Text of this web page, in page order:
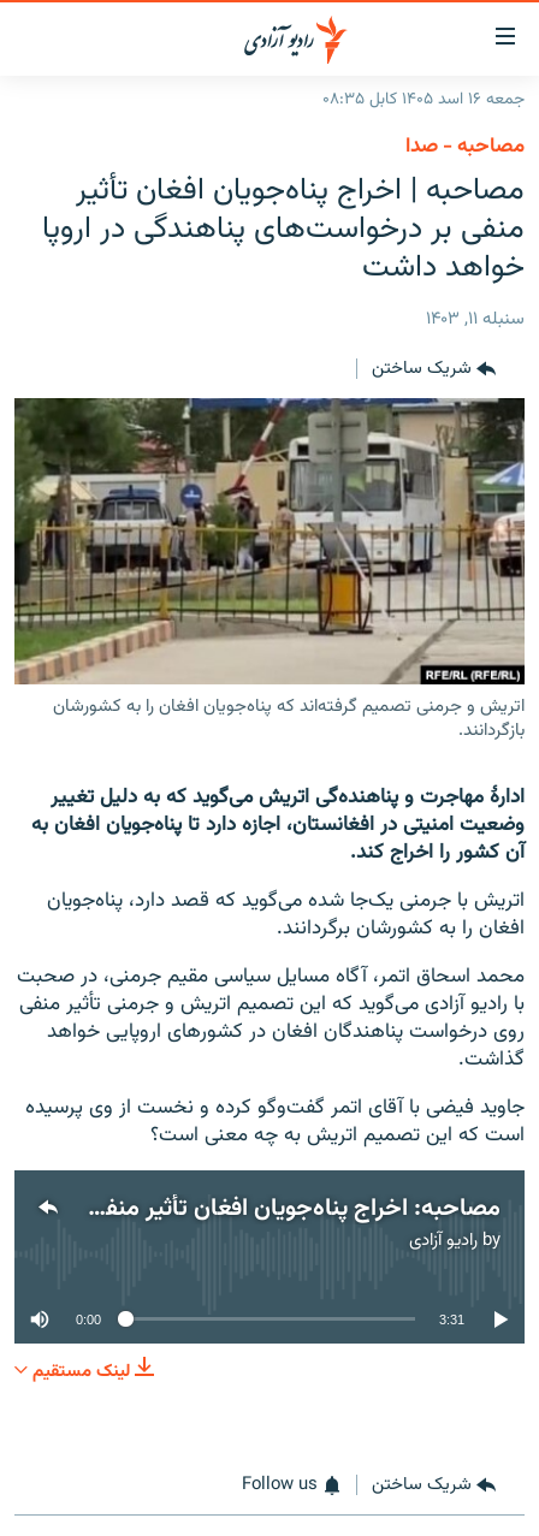
لینک‌های
قابل
دسترسی
به
متن
اصلی
بازگشت
منوی
اصلی
صفحه
جستجو
گزارش‌ها
افغانستان
منطقه
خبرها
افغانستان
جدول نشرات
مجموعه تصویری
ورزش
بحران مهاجرت
'کووید-۱۹'
تماس
صفحه پشتو
Azadi English
به ما بپیوندید
همۀ سایت‌های رادیو آزادی/ رادیو اروپای آزاد
جمعه ۱۶ اسد ۱۴۰۵ کابل ۰۸:۳۵
مصاحبه - صدا
مصاحبه | اخراج پناه‌جویان افغان تأثیر
منفی بر درخواست‌های پناهندگی در اروپا
خواهد داشت
سنبله ۱۱, ۱۴۰۳
شریک ساختن
اتریش و جرمنی تصمیم گرفته‌اند که پناه‌جویان افغان را به کشورشان
بازگردانند.
ادارۀ مهاجرت و پناهنده‌گی اتریش می‌گوید که به دلیل تغییر
وضعیت امنیتی در افغانستان، اجازه دارد تا پناه‌جویان افغان به
آن کشور را اخراج کند.
اتریش با جرمنی یک‌جا شده می‌گوید که قصد دارد، پناه‌جویان
افغان را به کشورشان برگردانند.
محمد اسحاق اتمر، آگاه مسایل سیاسی مقیم جرمنی، در صحبت
با رادیو آزادی می‌گوید که این تصمیم اتریش و جرمنی تأثیر منفی
روی درخواست پناهندگان افغان در کشورهای اروپایی خواهد
گذاشت.
جاوید فیضی با آقای اتمر گفت‌وگو کرده و نخست از وی پرسیده
است که این تصمیم اتریش به چه معنی است؟
مصاحبه: اخراج پناه‌جویان افغان تأثیر منفی بر درخواست‌های پناهندگی در اروپا خواهد داشت.
by رادیو آزادی
No media source currently available
0:00 3:31
لینک مستقیم
شریک ساختن Follow us